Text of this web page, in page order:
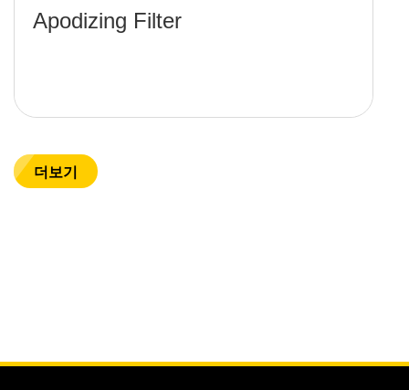
Apodizing Filter
더보기